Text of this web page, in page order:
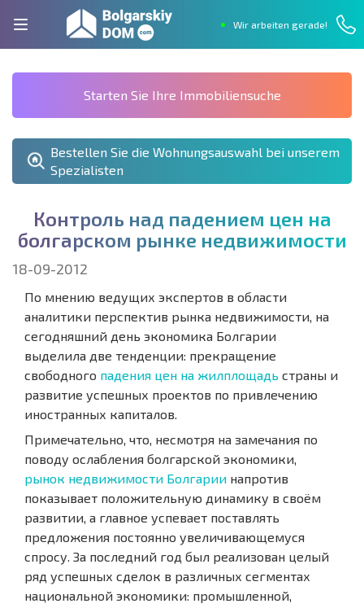
Wir arbeiten gerade!
Starten Sie Ihre Immobiliensuche
Bestellen Sie die Wohnungsauswahl bei unserem
Spezialisten
Контроль над падением цен на
болгарском рынке недвижимости
18-09-2012
По мнению ведущих экспертов в области
аналитики перспектив рынка недвижимости, на
сегодняшний день экономика Болгарии
выделила две тенденции: прекращение
свободного падения цен на жилплощадь страны и
развитие успешных проектов по привлечению
иностранных капиталов.
Примечательно, что, несмотря на замечания по
поводу ослабления болгарской экономики,
рынок недвижимости Болгарии напротив
показывает положительную динамику в своём
развитии, а главное успевает поставлять
предложения постоянно увеличивающемуся
спросу. За последний год был реализован целый
ряд успешных сделок в различных сегментах
национальной экономики: промышленной,